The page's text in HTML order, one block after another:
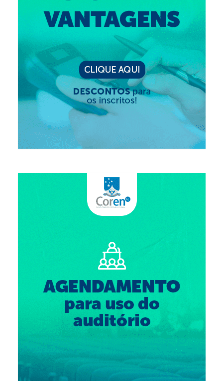
Reserva de auditório
Ouvidoria
Contatos
Fale Conosco
NEP